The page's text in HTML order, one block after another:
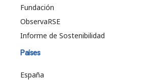
Fundación
ObservaRSE
Informe de Sostenibilidad
Países
España